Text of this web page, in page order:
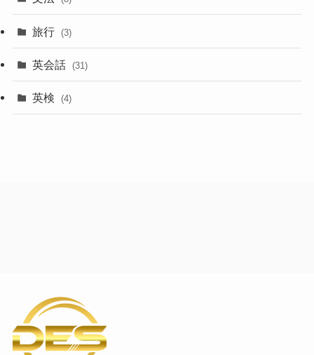
旅行 (3)
英会話 (31)
英検 (4)